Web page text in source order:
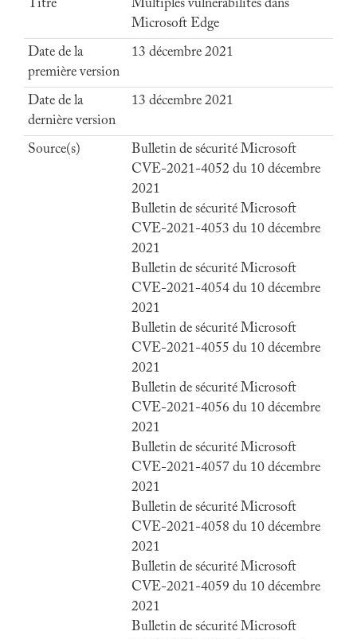
Titre
Multiples vulnérabilités dans
Microsoft Edge
Date de la
première version
13 décembre 2021
Date de la
dernière version
13 décembre 2021
Source(s)
Bulletin de sécurité Microsoft
CVE-2021-4052 du 10 décembre
2021
Bulletin de sécurité Microsoft
CVE-2021-4053 du 10 décembre
2021
Bulletin de sécurité Microsoft
CVE-2021-4054 du 10 décembre
2021
Bulletin de sécurité Microsoft
CVE-2021-4055 du 10 décembre
2021
Bulletin de sécurité Microsoft
CVE-2021-4056 du 10 décembre
2021
Bulletin de sécurité Microsoft
CVE-2021-4057 du 10 décembre
2021
Bulletin de sécurité Microsoft
CVE-2021-4058 du 10 décembre
2021
Bulletin de sécurité Microsoft
CVE-2021-4059 du 10 décembre
2021
Bulletin de sécurité Microsoft